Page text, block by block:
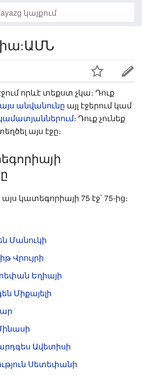
որևէ տեքստ չկա։ Դուք
այս անվանունը այլ էջերում կամ
։ Դուք չունեք
այս էջը։
կատեգորիայի 75 էջ՝ 75-ից։
Մանուկի
Վրույրի
Եղիայի
Միքայելի
Ավետիսի
Սետեփանի